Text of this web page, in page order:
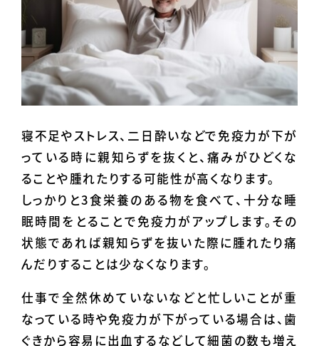
寝不足やストレス、二日酔いなどで免疫力が下が
っている時に親知らずを抜くと、痛みがひどくな
ることや腫れたりする可能性が高くなります。
しっかりと3食栄養のある物を食べて、十分な睡
眠時間をとることで免疫力がアップします。その
状態であれば親知らずを抜いた際に腫れたり痛
んだりすることは少なくなります。
仕事で全然休めていないなどと忙しいことが重
なっている時や免疫力が下がっている場合は、歯
ぐきから容易に出血するなどして細菌の数も増え